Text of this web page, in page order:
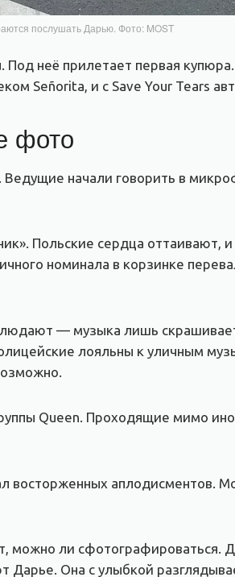
послушать Дарью. Фото: MOST
неё прилетает первая
Señorita, и с Save Your Tears
фото
начали говорить в
Польские сердца оттаивают,
номинала в корзинке
— музыка лишь
лояльны к уличным
Queen. Проходящие мимо
восторженных аплодисментов.
можно ли сфотографироваться.
Дарье. Она с улыбкой